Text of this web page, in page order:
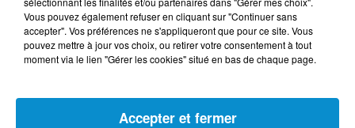
3 août 2026
Vous pouvez également refuser en cliquant sur "Continuer sans
accepter". Vos préférences ne s'appliqueront que pour ce site. Vous
pouvez mettre à jour vos choix, ou retirer votre consentement à tout
moment via le lien "Gérer les cookies" situé en bas de chaque page.
Accepter et fermer